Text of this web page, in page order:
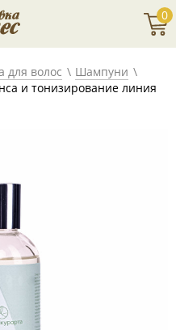
0
для волос
Шампуни
и тонизирование линия